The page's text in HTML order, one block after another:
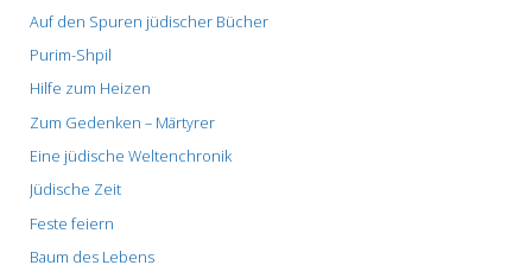
Auf den Spuren jüdischer Bücher
Purim-Shpil
Hilfe zum Heizen
Zum Gedenken – Märtyrer
Eine jüdische Weltenchronik
Jüdische Zeit
Feste feiern
Baum des Lebens